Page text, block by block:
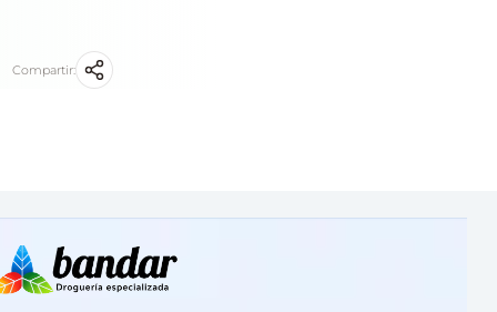
Compartir: